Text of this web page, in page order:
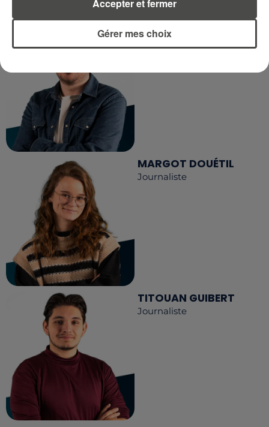
DIMITRI COUTAND
MARGOT DOUÉTIL
Journaliste
TITOUAN GUIBERT
Journaliste
Gérer mes choix
Accepter et fermer